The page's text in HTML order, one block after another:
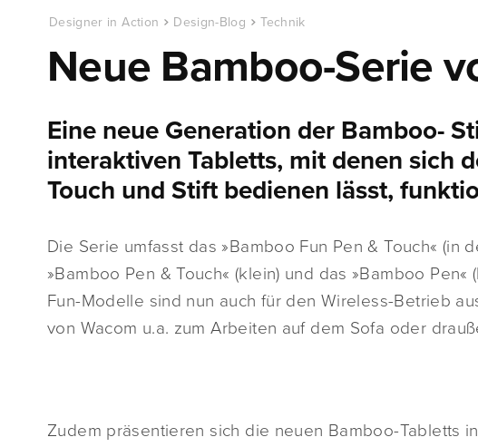
Designer in Action Design-Blog Technik
Neue Bamboo-Serie
Eine neue Generation der Bamboo-
interaktiven Tabletts, mit denen sich
Touch und Stift bedienen lässt,
Die Serie umfasst das »Bamboo Fun Pen & Touch« (in
»Bamboo Pen & Touch« (klein) und das »Bamboo
Fun-Modelle sind nun auch für den Wireless-Betrieb
von Wacom u.a. zum Arbeiten auf dem Sofa oder
Zudem präsentieren sich die neuen Bamboo-Tabletts